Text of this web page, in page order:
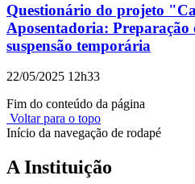
Questionário do projeto
Aposentadoria:
suspensão temporária
22/05/2025 12h33
Fim do conteúdo da página
Voltar para o topo
Início da navegação de rodapé
A Instituição